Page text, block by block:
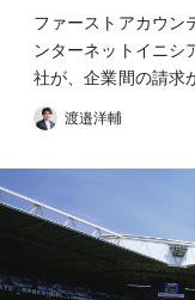
ファーストアカウン
ンターネットイニシ
社が、企業間の請求
渡邉洋輔